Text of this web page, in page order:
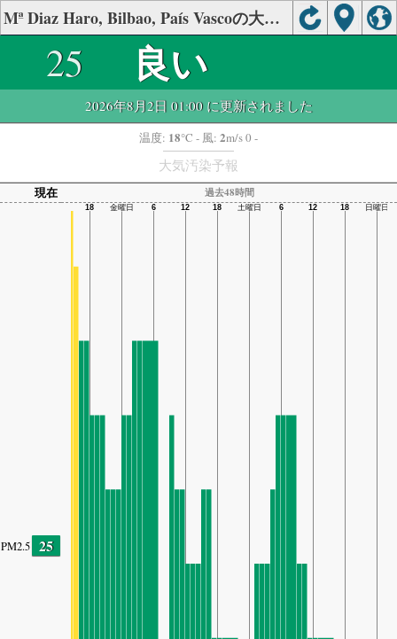
Mª Diaz Haro, Bilbao, País Vascoの大気の状態
25 良い
2026年8月2日 01:00 に更新されました
温度: 18°C - 風: 2m/s 0 -
大気汚染予報
現在 過去48時間
PM2.5 25